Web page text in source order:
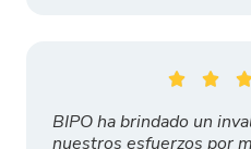
 
BIPO ha brindado un
nuestros esfuerzos por